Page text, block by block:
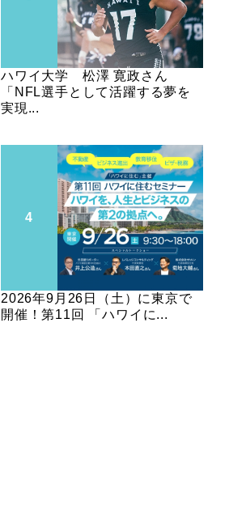
ハワイ大学 松澤 寛政さん
「NFL選手として活躍する夢を
実現...
2026年9月26日（土）に東京で
開催！第11回 「ハワイに...